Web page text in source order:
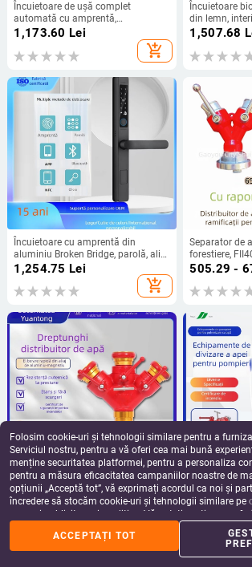
Încuietoare de ușă complet
automată cu amprentă,
recunoaștere facială, încuietoare cu
parolă, design graffiti, încuietoare
inteligentă cu monitorizare la
aviație
1,173.60 Lei
add_shopping_cart
Încuietoare
din lemn,
amprente
s, alimentare
impermeabil,
1,507.68
Încuietoare cu amprentă din
aluminiu Broken Bridge, parolă, aliaj
de aluminiu îngust, încuietoare
inteligentă, rezistentă la apă, design
modern minimalist
1,254.75 Lei
add_shopping_cart
Separator de
forestiere,
expansiune
505.29 -
Hidrant de incendiu, O intrare – Trei
ieșiri, Presiune înaltă, Ușor, Aliaj
aluminiu-magnéziu, Model
FIII80/65
1,097.78Lei
add_shopping_cart
Distribuitor de
1 intrare, 2
65 mm
654.75 -
Folosim cookie-uri și tehnologii similare pentru a
Serviciul nostru, pentru a vă oferi cea mai bună
menține securitatea platformei, pentru a personaliza
pentru a măsura eficacitatea campaniilor noastre de
opțiunii „Acceptă tot”, vă exprimați acordul ca noi și
încredere să stocăm cookie-uri și tehnologii similare pe
scopuri publicitare și analitice. Vă puteți gestiona
făcând clic pe „Gestionează preferințele”. Pentru mai
rugăm să consultațiPolitica noastră de
ACCEPTAȚI TOT